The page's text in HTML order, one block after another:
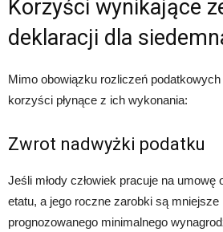
Korzyści wynikające
deklaracji dla
Mimo obowiązku rozliczeń
korzyści płynące z ich wykonania:
Zwrot nadwyżki podatku
Jeśli młody człowiek pracuje na umowę
etatu, a jego roczne zarobki są mniejsze
prognozowanego minimalnego